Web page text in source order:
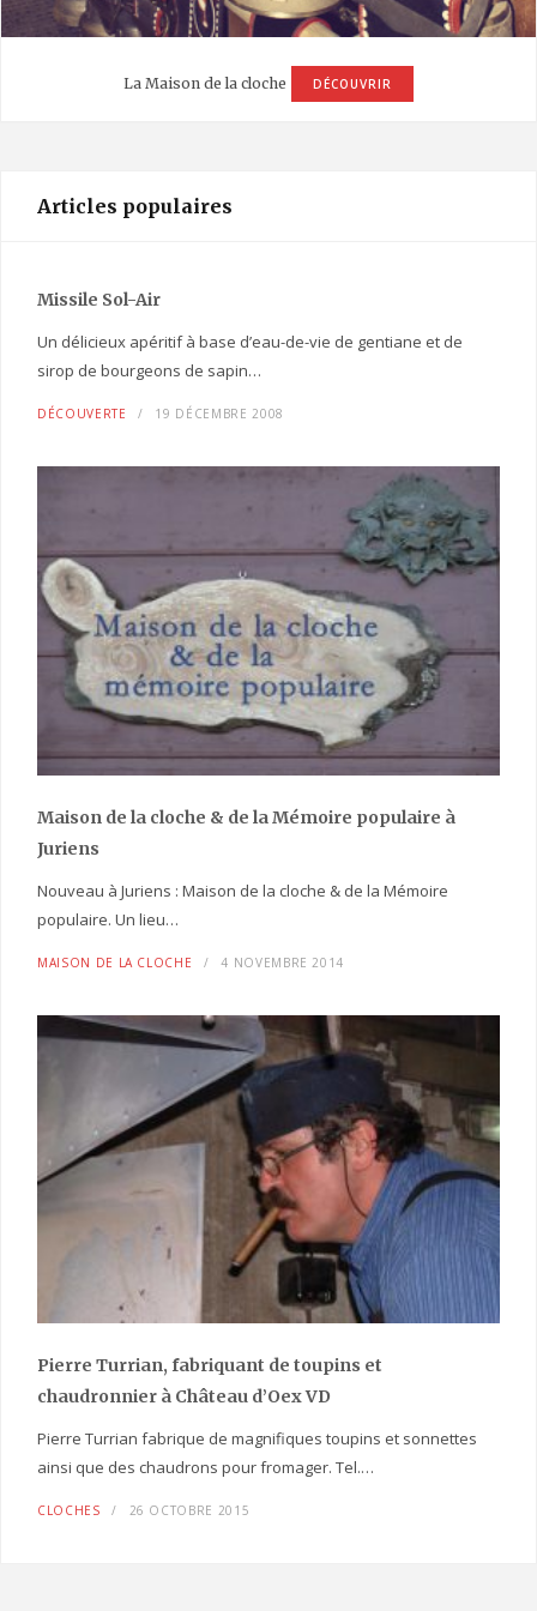
La Maison de la cloche DÉCOUVRIR
Articles populaires
Missile Sol-Air
Un délicieux apéritif à base d’eau-de-vie de gentiane et de
sirop de bourgeons de sapin…
DÉCOUVERTE 19 DÉCEMBRE 2008
Maison de la cloche & de la Mémoire populaire à
Juriens
Nouveau à Juriens : Maison de la cloche & de la Mémoire
populaire. Un lieu…
MAISON DE LA CLOCHE 4 NOVEMBRE 2014
Pierre Turrian, fabriquant de toupins et
chaudronnier à Château d’Oex VD
Pierre Turrian fabrique de magnifiques toupins et sonnettes
ainsi que des chaudrons pour fromager. Tel.…
CLOCHES 26 OCTOBRE 2015